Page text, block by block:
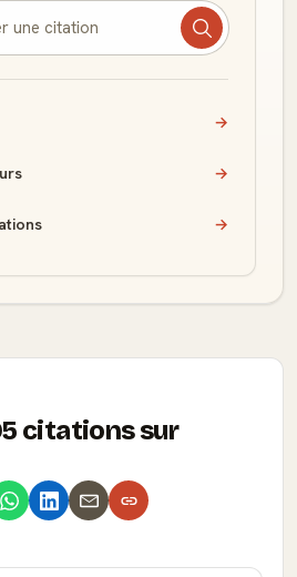
→
→
→
citations sur